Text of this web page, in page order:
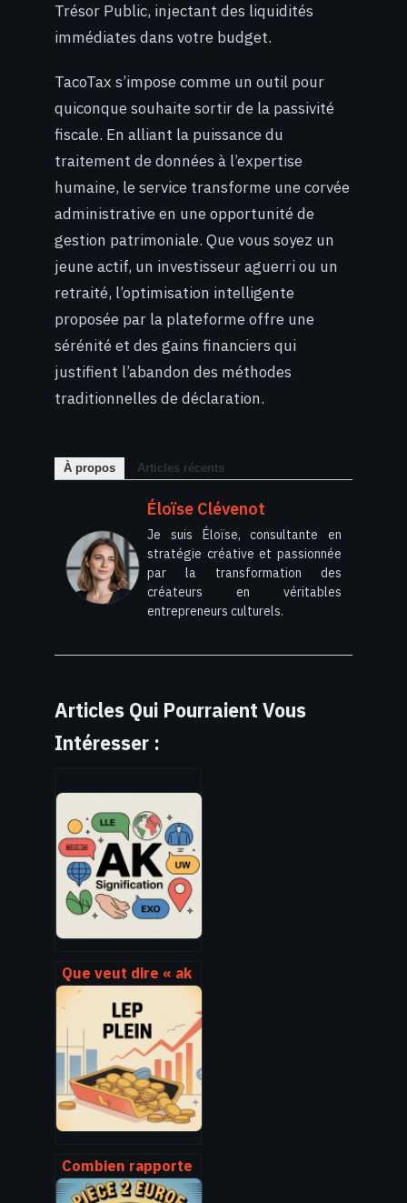
Trésor Public, injectant des liquidités
immédiates dans votre budget.
TacoTax s’impose comme un outil pour
quiconque souhaite sortir de la passivité
fiscale. En alliant la puissance du
traitement de données à l’expertise
humaine, le service transforme une corvée
administrative en une opportunité de
gestion patrimoniale. Que vous soyez un
jeune actif, un investisseur aguerri ou un
retraité, l’optimisation intelligente
proposée par la plateforme offre une
sérénité et des gains financiers qui
justifient l’abandon des méthodes
traditionnelles de déclaration.
À propos Articles récents
Éloïse Clévenot
Je suis Éloïse, consultante en
stratégie créative et passionnée
par la transformation des
créateurs en véritables
entrepreneurs culturels.
Articles Qui Pourraient Vous
Intéresser :
Que veut dire « ak
» : toutes les
significations à
connaître
Combien rapporte
un lep plein en